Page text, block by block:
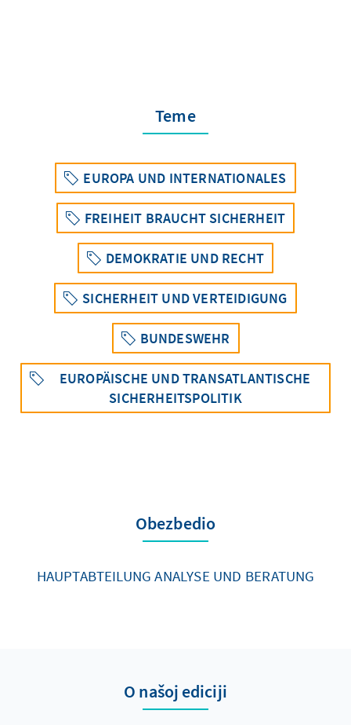
Teme
EUROPA UND INTERNATIONALES
FREIHEIT BRAUCHT SICHERHEIT
DEMOKRATIE UND RECHT
SICHERHEIT UND VERTEIDIGUNG
BUNDESWEHR
EUROPÄISCHE UND TRANSATLANTISCHE
SICHERHEITSPOLITIK
Obezbedio
HAUPTABTEILUNG ANALYSE UND BERATUNG
O našoj ediciji